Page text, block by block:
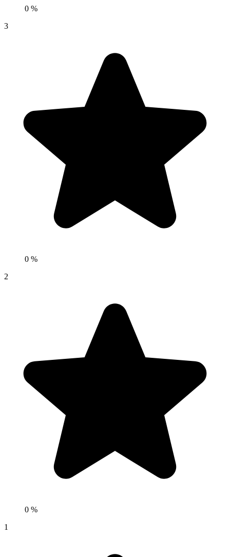
0 %
3
0 %
2
0 %
1